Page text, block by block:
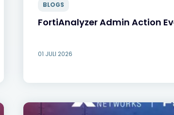
BLOGS
FortiAnalyzer Admin Action
01 JULI 2026